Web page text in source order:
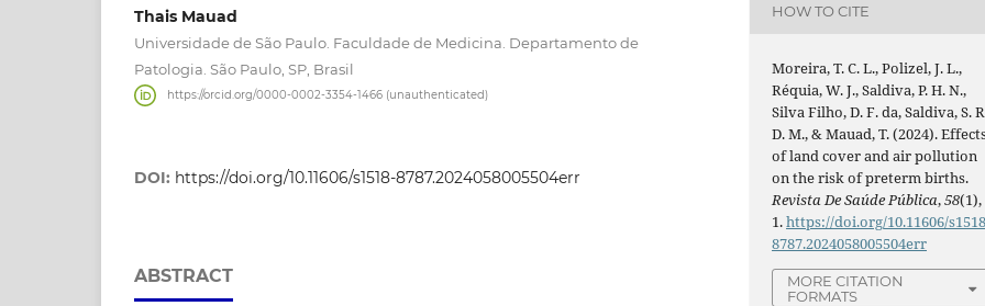
Thais Mauad
Universidade de São Paulo. Faculdade de Medicina. Departamento de
Patologia. São Paulo, SP, Brasil
https://orcid.org/0000-0002-3354-1466 (unauthenticated)
DOI: https://doi.org/10.11606/s1518-8787.2024058005504err
ABSTRACT
HOW TO CITE
Moreira, T. C. L., Polizel, J. L.,
Réquia, W. J., Saldiva, P. H. N.,
Silva Filho, D. F. da, Saldiva, S.
D. M., & Mauad, T. (2024).
of land cover and air pollution
on the risk of preterm births.
Revista De Saúde Pública,58(1),
1.https://doi.org/10.11606/
8787.2024058005504err
MORE CITATION
FORMATS